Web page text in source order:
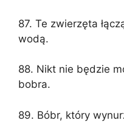
87. Te zwierzęta
wodą.
88. Nikt nie będzie
bobra.
89. Bóbr, który